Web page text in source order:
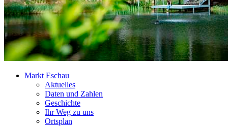
Markt Eschau
Aktuelles
Daten und Zahlen
Geschichte
Ihr Weg zu uns
Ortsplan